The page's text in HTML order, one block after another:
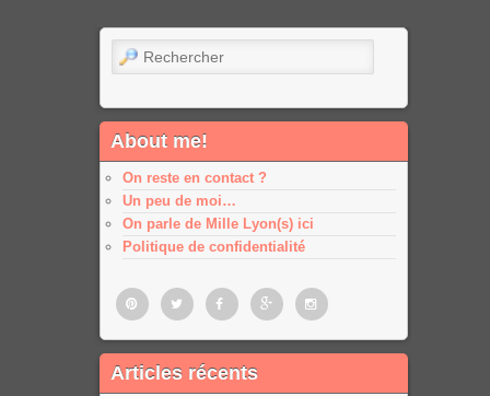
Rechercher
About me!
On reste en contact ?
Un peu de moi…
On parle de Mille Lyon(s) ici
Politique de confidentialité
PinterestTwitter FacebookGoogle
plus
Google
Articles récents